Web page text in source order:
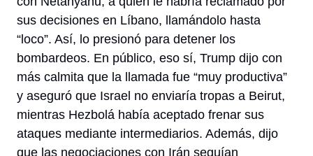
sus decisiones en Líbano, llamándolo hasta
“loco”. Así, lo presionó para detener los
bombardeos. En público, eso sí, Trump dijo con
más calmita que la llamada fue “muy productiva”
y aseguró que Israel no enviaría tropas a Beirut,
mientras Hezbolá había aceptado frenar sus
ataques mediante intermediarios. Además, dijo
que las negociaciones con Irán seguían